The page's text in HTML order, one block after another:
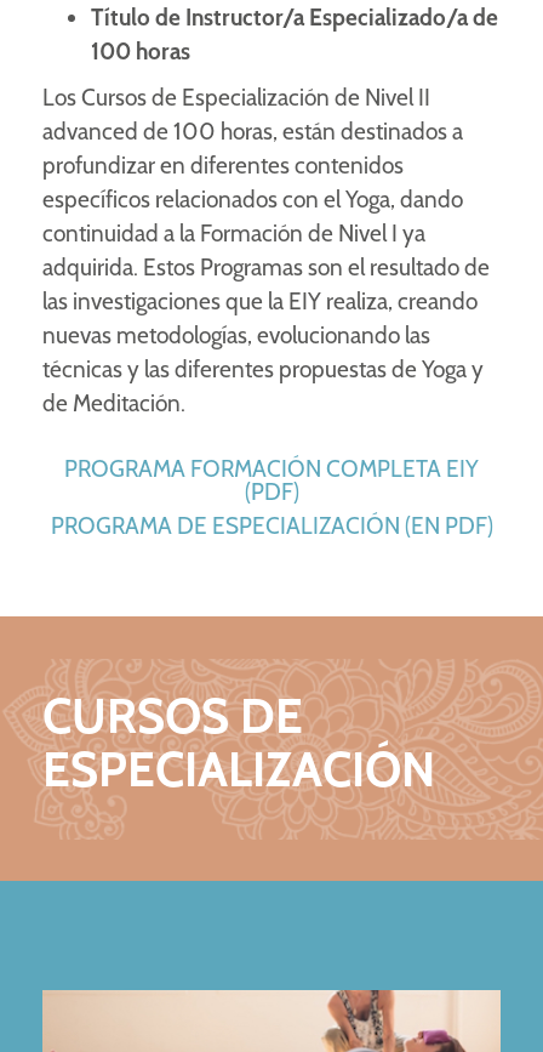
Título de Instructor/a Especializado/a de
100 horas
Los Cursos de Especialización de Nivel II
advanced de 100 horas, están destinados a
profundizar en diferentes contenidos
específicos relacionados con el Yoga, dando
continuidad a la Formación de Nivel I ya
adquirida. Estos Programas son el resultado de
las investigaciones que la EIY realiza, creando
nuevas metodologías, evolucionando las
técnicas y las diferentes propuestas de Yoga y
de Meditación.
PROGRAMA FORMACIÓN COMPLETA EIY
(PDF)
PROGRAMA DE ESPECIALIZACIÓN (EN PDF)
CURSOS DE
ESPECIALIZACIÓN